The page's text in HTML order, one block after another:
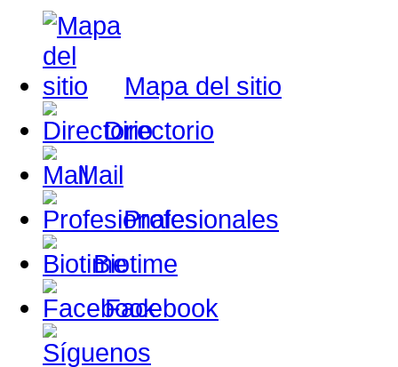
Mapa del sitio
Directorio
Mail
Profesionales
Biotime
Facebook